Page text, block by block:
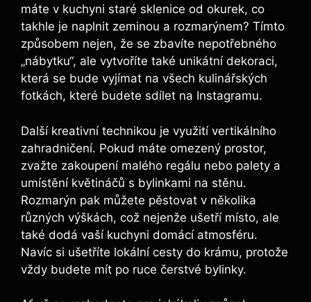
máte v kuchyni staré sklenice od okurek,⁣ co
takhle je naplnit ⁣zeminou a​ rozmarýnem? Tímto
způsobem nejen, že se zbavíte nepotřebného
„nábytku“, ​ale vytvoříte také unikátní dekoraci,
která ⁤se bude vyjímat na‌ všech kulinářských
fotkách, ​které budete sdílet na Instagramu.
Další‍ kreativní technikou ⁤je využití vertikálního‌
zahradničení. ‌Pokud máte omezený prostor,
zvažte zakoupení malého⁣ regálu​ nebo palety a
umístění květináčů s bylinkami na stěnu.
Rozmarýn pak ‌můžete ⁢pěstovat v⁤ několika
různých výškách, což nejenže ušetří místo, ale
také dodá vaší kuchyni domácí atmosféru.
Navíc⁤ si ‍ušetříte lokální cesty do krámu, protože
vždy budete mít po ruce‌ čerstvé bylinky.